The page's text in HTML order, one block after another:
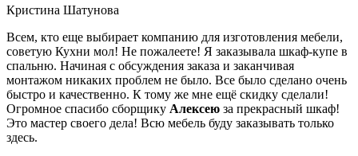
Кристина Шатунова
Всем, кто еще выбирает компанию для изготовления мебели,
советую Кухни мол! Не пожалеете! Я заказывала шкаф-купе в
спальню. Начиная с обсуждения заказа и заканчивая
монтажом никаких проблем не было. Все было сделано очень
быстро и качественно. К тому же мне ещё скидку сделали!
Огромное спасибо сборщику Алексею за прекрасный шкаф!
Это мастер своего дела! Всю мебель буду заказывать только
здесь.